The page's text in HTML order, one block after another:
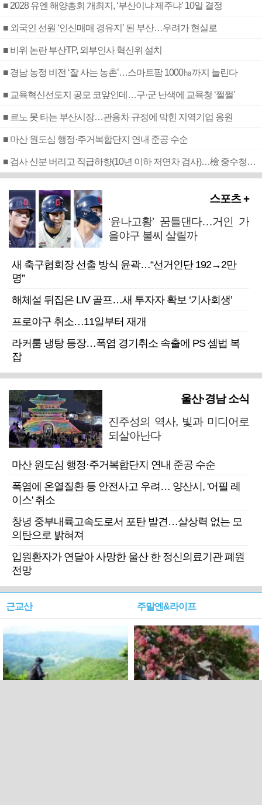
■ 2028 유엔 해양총회 개최지, ‘부산이냐 제주냐’ 10일 결정
■ 외국인 선원 ‘인신매매 경유지’ 된 부산…우려가 현실로
■ 비위 논란 부산TP, 외부인사 혁신위 설치
■ 경남 농정 비전 ‘잘 사는 농촌’…스마트팜 1000㏊까지 늘린다
■ 교육혁신선도지 공모 코앞인데…구·군 난색에 교육청 ‘쩔쩔’
■ 르노 못 타는 부산시장…관용차 규정에 막힌 지역기업 응원
■ 마산 원도심 행정·주거복합단지 연내 준공 수순
■ 검사 신분 버리고 직급하향(10년 이하 저연차 검사)…檢 중수청행 기피
스포츠 +
‘윤나고황’ 꿈틀댄다…거인 가
을야구 불씨 살릴까
새 축구협회장 선출 방식 윤곽…“선거인단 192→2만
명”
해체설 뒤집은 LIV 골프…새 투자자 확보 ‘기사회생’
프로야구 취소…11일부터 재개
라커룸 냉탕 등장…폭염 경기취소 속출에 PS 셈법 복
잡
울산·경남 소식
진주성의 역사, 빛과 미디어로
되살아난다
마산 원도심 행정·주거복합단지 연내 준공 수순
폭염에 온열질환 등 안전사고 우려… 양산시, '어필 레
이스' 취소
창녕 중부내륙고속도로서 포탄 발견…살상력 없는 모
의탄으로 밝혀져
입원환자가 연달아 사망한 울산 한 정신의료기관 폐원
전망
근교산 주말엔&라이프